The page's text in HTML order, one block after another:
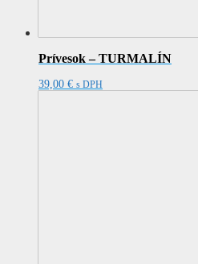
Prívesok – TURMALÍN
39,00 € s DPH